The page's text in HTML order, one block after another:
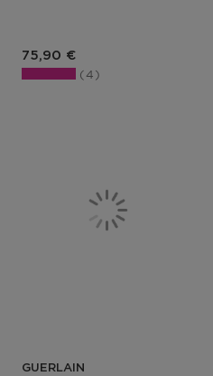
Prix du produit
75,90 €
4
GUERLAIN